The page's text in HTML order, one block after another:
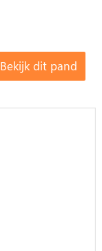
Bekijk dit pand